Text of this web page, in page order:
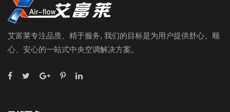
艾富莱专注品质、精于服务, 我们的目标是为用户提供舒心、顺
心、安心的一站式中央空调解决方案。